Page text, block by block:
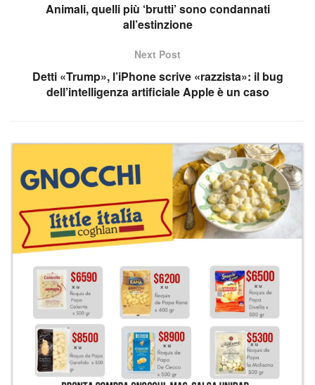
Animali, quelli più ‘brutti’ sono condannati
all’estinzione
Next Post
Detti «Trump», l’iPhone scrive «razzista»: il bug
dell’intelligenza artificiale Apple è un caso